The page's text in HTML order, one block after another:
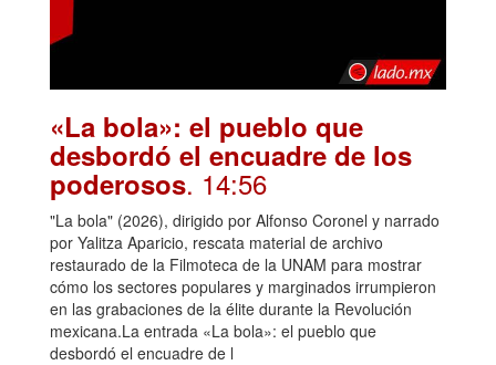
«La bola»: el pueblo que
desbordó el encuadre de los
poderosos. 14:56
"La bola" (2026), dirigido por Alfonso Coronel y narrado
por Yalitza Aparicio, rescata material de archivo
restaurado de la Filmoteca de la UNAM para mostrar
cómo los sectores populares y marginados irrumpieron
en las grabaciones de la élite durante la Revolución
mexicana.La entrada «La bola»: el pueblo que
desbordó el encuadre de l